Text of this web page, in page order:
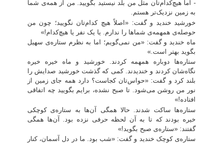
- اما هیچ‌کدام‌تان مثل من بلد نیستید بگویید. من از همه‌ی شما
به زمین نزدیک‌تر هستم.
خورشید خندید و گفت: «اصلاً هیچ ‌کدام‌تان نگویید؛ چون من
حوصله‌ی همهمه‌ی شماها را ندارم. یا یک نفر یا هیچ‌کدام!»
ماه خندید و گفت: «من نمی‌گویم؛ اما به نظرم ستاره‌ی سهیل
بگوید بهتر است.»
ستاره‌ها دوباره همهمه کردند. خورشید و ماه خیره خیره
نگاه‌شان کردند و خندیدند. کمی که گذشت خورشید صدایش را
بلند کرد و گفت: «حواس‌تان کجاست؟ دارد همه جای زمین از
نور من روشن می‌‎شود. تا صبح نشده، برایم بگویید چه اتفاقی
افتاده!»
ستاره‌ها ساکت شدند. حالا همگی آن‌ها به ستاره‌ی کوچکی
خیره بودند که تا به آن لحظه حرفی نزده بود. آن‌ها همگی
گفتند: «ستاره‌ی صبح بگوید!»
ستاره‌ی کوچک خندید و گفت: «شب بود. ما در دل آسمان، کنار